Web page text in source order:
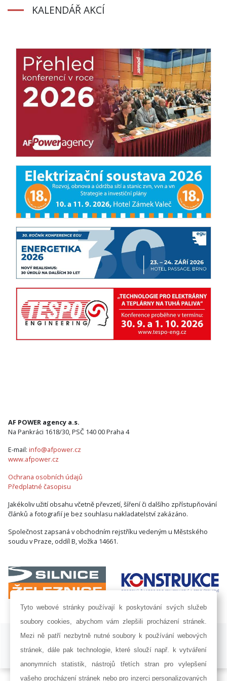
KALENDÁŘ AKCÍ
AF POWER agency a.s.
Na Pankráci 1618/30, PSČ 140 00 Praha 4
E-mail: info@afpower.cz
www.afpower.cz
Ochrana osobních údajů
Předplatné časopisu
Jakékoliv užití obsahu včetně převzetí, šíření či dalšího zpřístupňování
článků a fotografií je bez souhlasu nakladatelství zakázáno.
Společnost zapsaná v obchodním rejstříku vedeným u Městského
soudu v Praze, oddíl B, vložka 14661.
ISSN 1802-8535 © 2009 - 2026 AF POWER agency a.s. |
Nastavení
Developed by:
Railsformers s.r.o.
Tyto webové stránky používají k poskytování svých služeb
soubory cookies, abychom vám zlepšili procházení stránek.
Mezi ně patří nezbytně nutné soubory k používání webových
stránek, dále pak technologie, které slouží např. k vytváření
anonymních statistik, nástrojů třetích stran pro vylepšení
vašeho procházení stránek nebo pro inzerci personalizovaných